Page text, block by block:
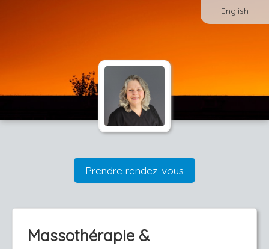
English
Prendre rendez-vous
Massothérapie &